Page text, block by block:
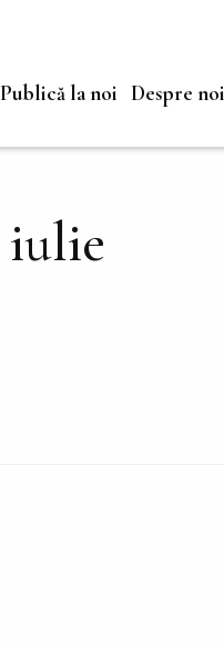
Publică la noi Despre noi
iulie